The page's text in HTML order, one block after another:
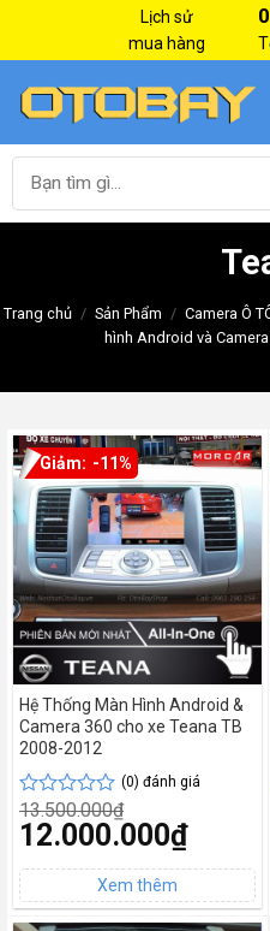
Lịch sử
mua hàng
Tìm
Trang chủ / Sản Phẩm / Camera Ô
hình Android và
-11%
Hệ Thống Màn Hình Android &
Camera 360 cho xe Teana TB
2008-2012
Được
xếp
hạng
0
5
sao
(0) đánh giá
13.500.000₫
Giá
gốc
13.500.000₫.
12.000.000₫
hiện
tại
là:
12.000.000₫.